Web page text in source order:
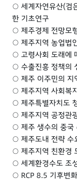
○ 세계자연유산(검
한 기초연구
○ 제주경제 전망모
○ 제주지역 농업법
○ 고령사회 도래에
○ 수출진흥 정책의
○ 제주 이주민의 지
○ 제주지역 사회복
○ 제주특별자치도
○ 제주지역 공정관
○ 제주 생수의 중국
○ 제주도내 전략 수
○ 제주지역 친환경
○ 세계환경수도 조
○ RCP 8.5 기후변